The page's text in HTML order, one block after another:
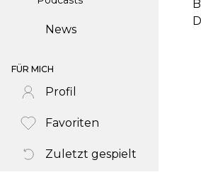
News
FÜR MICH
Profil
Favoriten
Zuletzt gespielt